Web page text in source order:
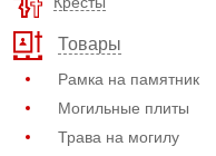
Товары
Рамка на памятник
Могильные плиты
Трава на могилу